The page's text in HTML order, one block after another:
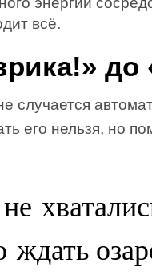
всё.
до
случается
его нельзя, но
ждать